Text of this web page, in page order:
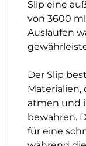
Slip eine
von 3600
Auslaufen
Der Slip
Materialien,
atmen und
bewahren.
für eine